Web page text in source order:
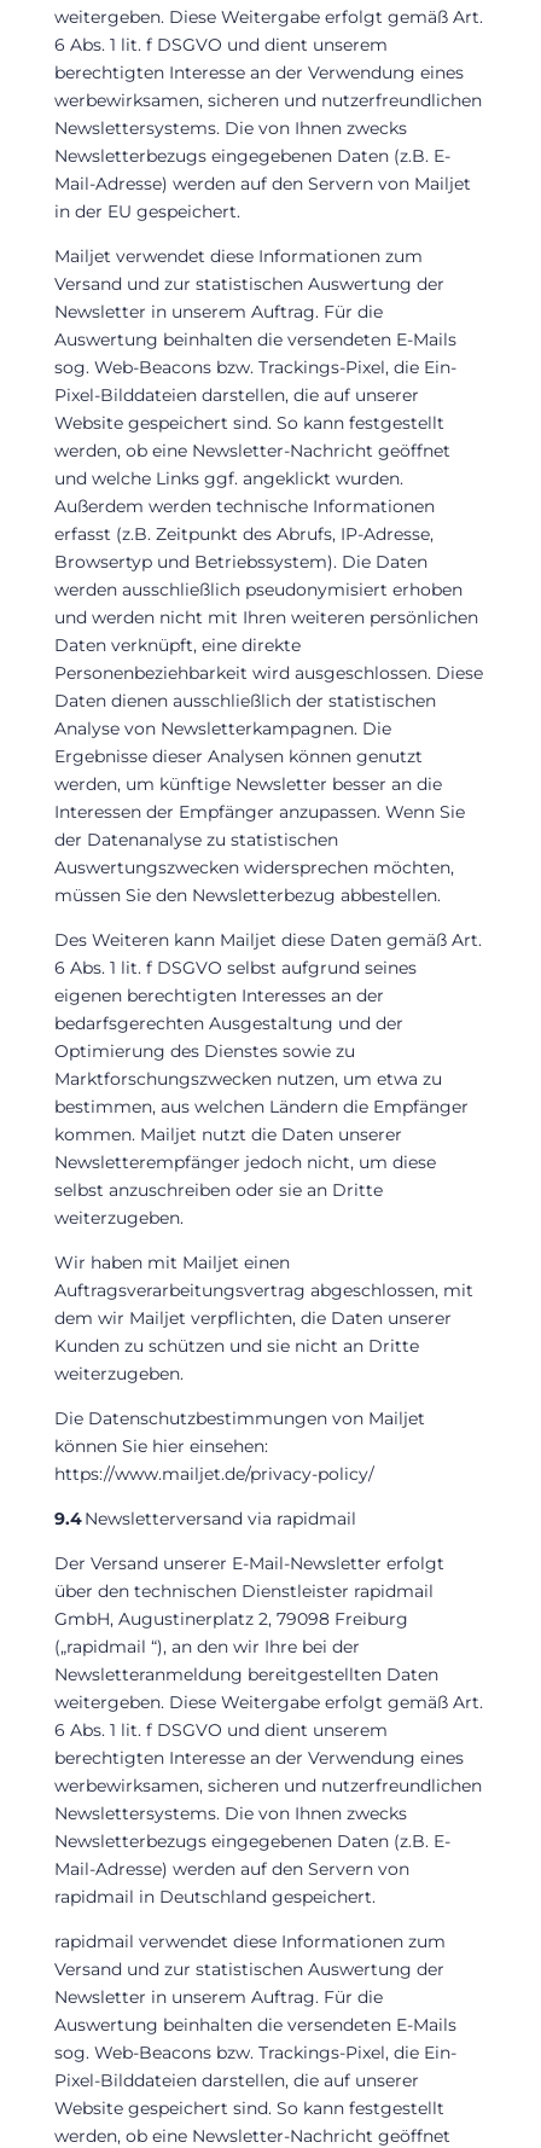
weitergeben. Diese Weitergabe erfolgt gemäß Art.
6 Abs. 1 lit. f DSGVO und dient unserem
berechtigten Interesse an der Verwendung eines
werbewirksamen, sicheren und nutzerfreundlichen
Newslettersystems. Die von Ihnen zwecks
Newsletterbezugs eingegebenen Daten (z.B. E-
Mail-Adresse) werden auf den Servern von Mailjet
in der EU gespeichert.
Mailjet verwendet diese Informationen zum
Versand und zur statistischen Auswertung der
Newsletter in unserem Auftrag. Für die
Auswertung beinhalten die versendeten E-Mails
sog. Web-Beacons bzw. Trackings-Pixel, die Ein-
Pixel-Bilddateien darstellen, die auf unserer
Website gespeichert sind. So kann festgestellt
werden, ob eine Newsletter-Nachricht geöffnet
und welche Links ggf. angeklickt wurden.
Außerdem werden technische Informationen
erfasst (z.B. Zeitpunkt des Abrufs, IP-Adresse,
Browsertyp und Betriebssystem). Die Daten
werden ausschließlich pseudonymisiert erhoben
und werden nicht mit Ihren weiteren persönlichen
Daten verknüpft, eine direkte
Personenbeziehbarkeit wird ausgeschlossen. Diese
Daten dienen ausschließlich der statistischen
Analyse von Newsletterkampagnen. Die
Ergebnisse dieser Analysen können genutzt
werden, um künftige Newsletter besser an die
Interessen der Empfänger anzupassen. Wenn Sie
der Datenanalyse zu statistischen
Auswertungszwecken widersprechen möchten,
müssen Sie den Newsletterbezug abbestellen.
Des Weiteren kann Mailjet diese Daten gemäß Art.
6 Abs. 1 lit. f DSGVO selbst aufgrund seines
eigenen berechtigten Interesses an der
bedarfsgerechten Ausgestaltung und der
Optimierung des Dienstes sowie zu
Marktforschungszwecken nutzen, um etwa zu
bestimmen, aus welchen Ländern die Empfänger
kommen. Mailjet nutzt die Daten unserer
Newsletterempfänger jedoch nicht, um diese
selbst anzuschreiben oder sie an Dritte
weiterzugeben.
Wir haben mit Mailjet einen
Auftragsverarbeitungsvertrag abgeschlossen, mit
dem wir Mailjet verpflichten, die Daten unserer
Kunden zu schützen und sie nicht an Dritte
weiterzugeben.
Die Datenschutzbestimmungen von Mailjet
können Sie hier einsehen:
https://www.mailjet.de/privacy-policy/
9.4Newsletterversand via rapidmail
Der Versand unserer E-Mail-Newsletter erfolgt
über den technischen Dienstleister rapidmail
GmbH, Augustinerplatz 2, 79098 Freiburg
(„rapidmail “), an den wir Ihre bei der
Newsletteranmeldung bereitgestellten Daten
weitergeben. Diese Weitergabe erfolgt gemäß Art.
6 Abs. 1 lit. f DSGVO und dient unserem
berechtigten Interesse an der Verwendung eines
werbewirksamen, sicheren und nutzerfreundlichen
Newslettersystems. Die von Ihnen zwecks
Newsletterbezugs eingegebenen Daten (z.B. E-
Mail-Adresse) werden auf den Servern von
rapidmail in Deutschland gespeichert.
rapidmail verwendet diese Informationen zum
Versand und zur statistischen Auswertung der
Newsletter in unserem Auftrag. Für die
Auswertung beinhalten die versendeten E-Mails
sog. Web-Beacons bzw. Trackings-Pixel, die Ein-
Pixel-Bilddateien darstellen, die auf unserer
Website gespeichert sind. So kann festgestellt
werden, ob eine Newsletter-Nachricht geöffnet